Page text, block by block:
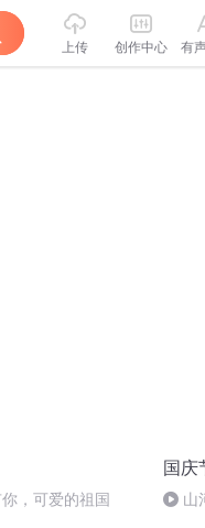
上传 创作中心 有
，可爱的祖国
国庆
山